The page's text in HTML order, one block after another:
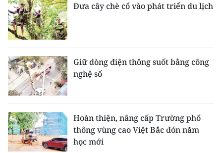
Đưa cây chè cổ vào phát triển du lịch
Giữ dòng điện thông suốt bằng công
nghệ số
Hoàn thiện, nâng cấp Trường phổ
thông vùng cao Việt Bắc đón năm
học mới